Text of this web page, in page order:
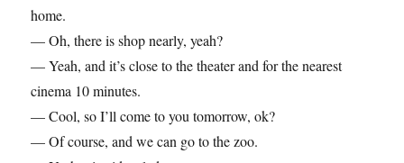
home.
— Oh, there is shop nearly, yeah?
— Yeah, and it’s close to the theater and for the nearest
cinema 10 minutes.
— Cool, so I’ll come to you tomorrow, ok?
— Of course, and we can go to the zoo.